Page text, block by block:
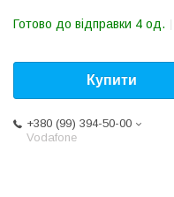
Готово до відправки 4 од.
Купити
+380 (99) 394-50-00
Vodafone